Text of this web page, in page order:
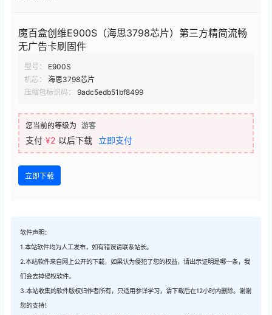
魔百盒创维E900S（海思3798芯片）第三方精简流畅
无广告卡刷固件
型号：
E900S
机芯：
海思3798芯片
压缩包标识码：
9adc5edb51bf8499
您当前的等级为 游客
支付 ¥2 以后下载 立即支付
立即下载
软件声明：
1.本站软件均为人工发布，如有错误请联系站长。
2.本站软件来自网上公开的下载，如果认为侵犯了您的权益，请出示证明是哪一条，我
们会去掉侵权软件。
3.本站收集的软件版权归作者所有，只适用参详学习，请下载后在12小时内删除。谢谢
您的支持！